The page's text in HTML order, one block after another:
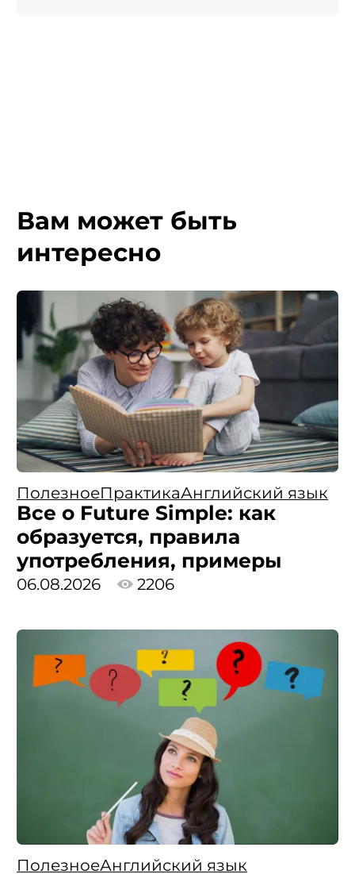
Вам может быть
интересно
ПолезноеПрактикаАнглийский язык
Все о Future Simple: как
образуется, правила
употребления, примеры
06.08.2026 2206
ПолезноеАнглийский язык